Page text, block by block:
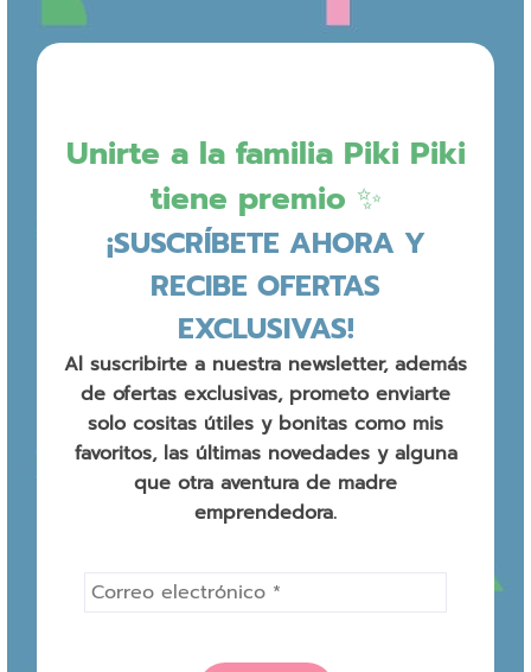
Unirte a la familia Piki Piki
tiene premio ✨
¡SUSCRÍBETE AHORA Y
RECIBE OFERTAS
EXCLUSIVAS!
Al suscribirte a nuestra newsletter, además
de ofertas exclusivas, prometo enviarte
solo cositas útiles y bonitas como mis
favoritos, las últimas novedades y alguna
que otra aventura de madre
emprendedora.